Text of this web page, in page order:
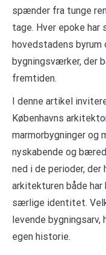
spænder fra tunge
tage. Hver epoke
hovedstadens
bygningsværker, der
fremtiden.
I denne artikel
Københavns
marmorbygninger og
nyskabende og
ned i de perioder, der
arkitekturen både
særlige identitet.
levende
egen historie.